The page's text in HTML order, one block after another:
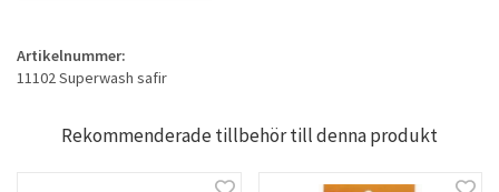
Artikelnummer:
11102 Superwash safir
Rekommenderade tillbehör till denna produkt